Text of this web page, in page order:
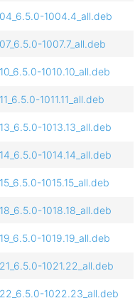
1004.4_all.deb
1007.7_all.deb
1010.10_all.deb
1011.11_all.deb
1013.13_all.deb
1014.14_all.deb
1015.15_all.deb
1018.18_all.deb
1019.19_all.deb
1021.22_all.deb
1022.23_all.deb